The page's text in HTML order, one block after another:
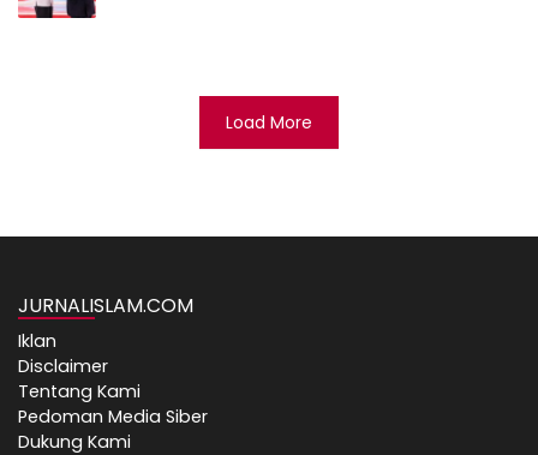
Load More
JURNALISLAM.COM
Iklan
Disclaimer
Tentang Kami
Pedoman Media Siber
Dukung Kami